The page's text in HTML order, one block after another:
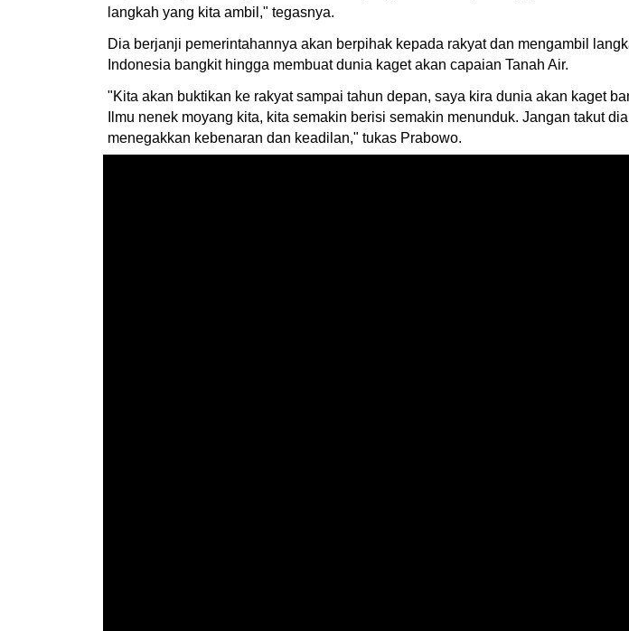
langkah yang kita ambil," tegasnya.
Dia berjanji pemerintahannya akan berpihak kepada rakyat dan mengambil
Indonesia bangkit hingga membuat dunia kaget akan capaian Tanah Air.
"Kita akan buktikan ke rakyat sampai tahun depan, saya kira dunia akan kaget
Ilmu nenek moyang kita, kita semakin berisi semakin menunduk. Jangan takut
menegakkan kebenaran dan keadilan," tukas Prabowo.